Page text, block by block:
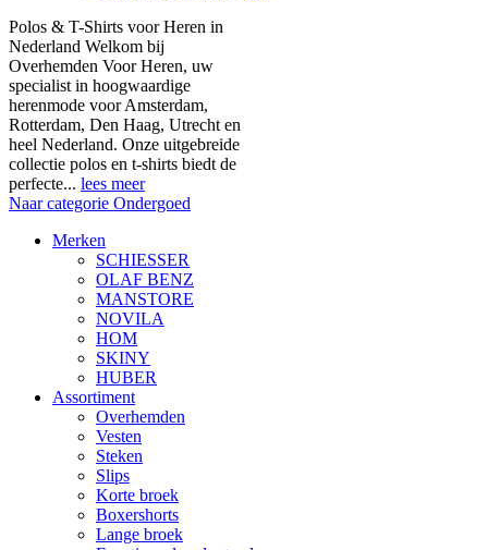
Polos & T-Shirts voor Heren in
Nederland Welkom bij
Overhemden Voor Heren, uw
specialist in hoogwaardige
herenmode voor Amsterdam,
Rotterdam, Den Haag, Utrecht en
heel Nederland. Onze uitgebreide
collectie polos en t-shirts biedt de
perfecte... lees meer
Naar categorie Ondergoed
Merken
SCHIESSER
OLAF BENZ
MANSTORE
NOVILA
HOM
SKINY
HUBER
Assortiment
Overhemden
Vesten
Steken
Slips
Korte broek
Boxershorts
Lange broek